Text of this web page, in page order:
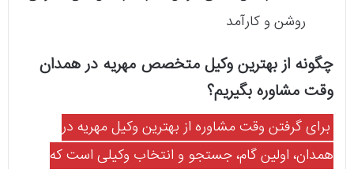
روشن و کارآمد
چگونه از بهترین وکیل متخصص مهریه در همدان
وقت مشاوره بگیریم؟
برای گرفتن وقت مشاوره از بهترین وکیل مهریه در
همدان، اولین گام، جستجو و انتخاب وکیلی است که